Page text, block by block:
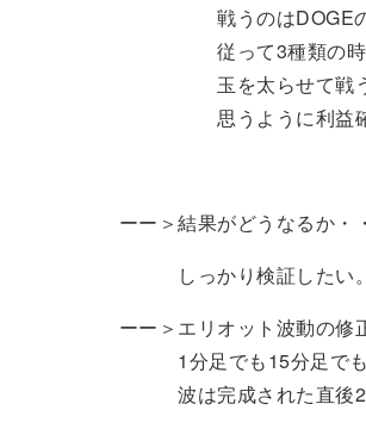
戦うのはDOGEの1
従って3種類の時間軸
玉を太らせて戦うの
思うように利益確保で
ーー＞結果がどうなるか・
しっかり検証したい。
ーー＞エリオット波動の修
1分足でも15分足でも
波は完成された直後